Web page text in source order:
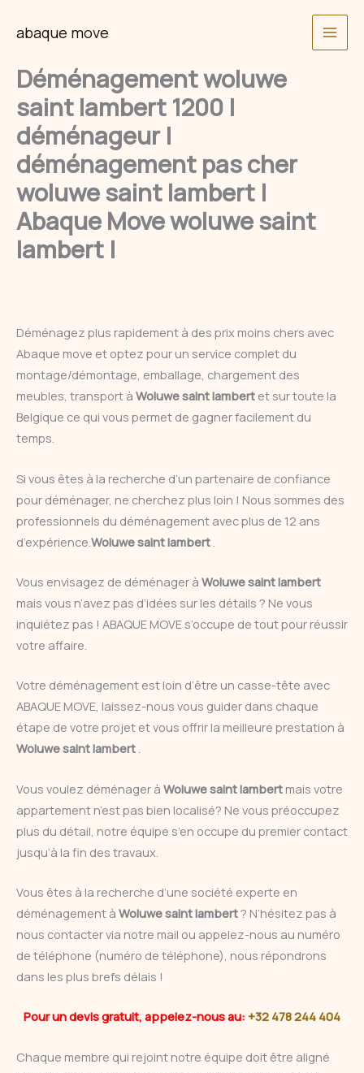
abaque move
Déménagement woluwe
saint lambert 1200 |
déménageur |
déménagement pas cher
woluwe saint lambert |
Abaque Move woluwe saint
lambert |
Déménagez plus rapidement à des prix moins chers avec
Abaque move et optez pour un service complet du
montage/démontage, emballage, chargement des
meubles, transport à Woluwe saint lambert et sur toute la
Belgique ce qui vous permet de gagner facilement du
temps.
Si vous êtes à la recherche d’un partenaire de confiance
pour déménager, ne cherchez plus loin ! Nous sommes des
professionnels du déménagement avec plus de 12 ans
d’expérience. Woluwe saint lambert
Vous envisagez de déménager à Woluwe saint lambert
mais vous n’avez pas d’idées sur les détails ? Ne vous
inquiétez pas ! ABAQUE MOVE s’occupe de tout pour réussir
votre affaire.
Votre déménagement est loin d’être un casse-tête avec
ABAQUE MOVE, laissez-nous vous guider dans chaque
étape de votre projet et vous offrir la meilleure prestation à
Woluwe saint lambert .
Vous voulez déménager à Woluwe saint lambert mais votre
appartement n’est pas bien localisé? Ne vous préoccupez
plus du détail, notre équipe s’en occupe du premier contact
jusqu’à la fin des travaux.
Vous êtes à la recherche d’une société experte en
déménagement à Woluwe saint lambert? N’hésitez pas à
nous contacter via notre mail ou appelez-nous au numéro
de téléphone (numéro de téléphone), nous répondrons
dans les plus brefs délais !
Pour un devis gratuit, appelez-nous au: +32 478 244 404
Chaque membre qui rejoint notre équipe doit être aligné